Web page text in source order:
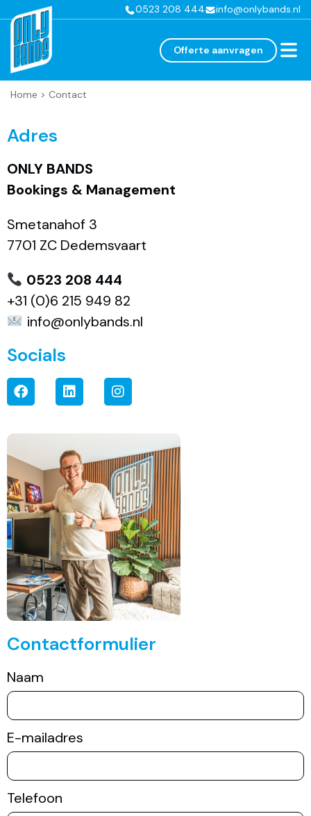
0523 208 444 info@onlybands.nl
Offerte aanvragen
Home > Contact
Adres
ONLY BANDS
Bookings & Management
Smetanahof 3
7701 ZC Dedemsvaart
0523 208 444
+31 (0)6 215 949 82
info@onlybands.nl
Socials
Contactformulier
Naam
E-mailadres
Telefoon